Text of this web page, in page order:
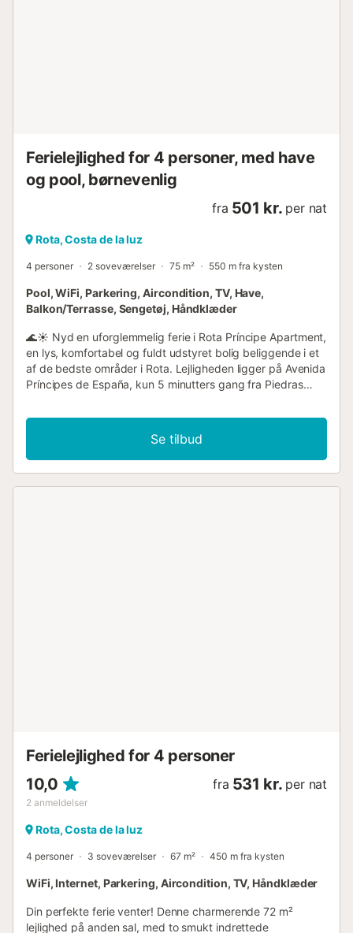
Ferielejlighed for 4 personer, med have
og pool, børnevenlig
fra 501 kr. per nat
Rota, Costa de la luz
4 personer 2 soveværelser 75 m² 550 m fra kysten
Pool, WiFi, Parkering, Aircondition, TV, Have,
Balkon/Terrasse, Sengetøj, Håndklæder
🌊☀️ Nyd en uforglemmelig ferie i Rota Príncipe Apartment,
en lys, komfortabel og fuldt udstyret bolig beliggende i et
af de bedste områder i Rota. Lejligheden ligger på Avenida
Príncipes de España, kun 5 minutters gang fra Piedras
Candor, hvilket gør det til det perfekte sted at slappe af og
nyde Costa de la Luz 🌴🌅. Med plads til op til 4 gæster
👨‍👩‍👧‍👦 er lejligheden ideel for familier, par ❤️ eller små
grupper af venner. Den har to soveværelser 🛏️🛏️, et med
Se tilbud
Ferielejlighed for 4 personer
10,0
2 anmeldelser
fra 531 kr. per nat
Rota, Costa de la luz
4 personer 3 soveværelser 67 m² 450 m fra kysten
WiFi, Internet, Parkering, Aircondition, TV, Håndklæder
Din perfekte ferie venter! Denne charmerende 72 m²
lejlighed på anden sal, med to smukt indrettede